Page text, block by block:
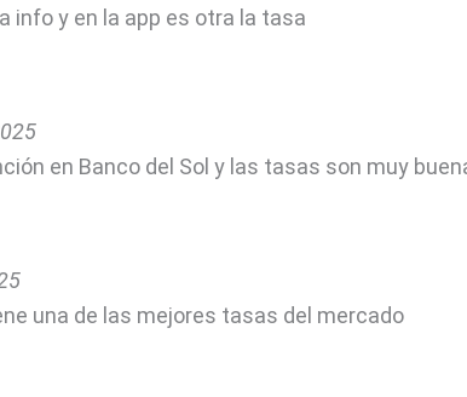
info y en la app es otra la tasa
en Banco del Sol y las tasas son muy
una de las mejores tasas del mercado